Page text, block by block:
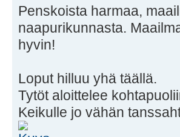
Penskoista harmaa,
naapurikunnasta.
hyvin!
Loput hilluu yhä täällä.
Tytöt aloittelee
Keikulle jo vähän